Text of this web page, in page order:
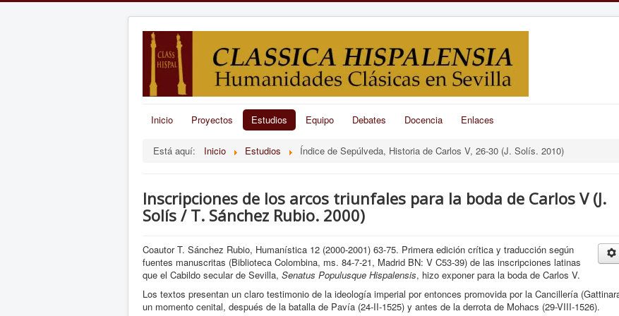
Inicio Proyectos Estudios Equipo Debates Docencia Enlaces
Está aquí: Inicio Estudios Índice de Sepúlveda, Historia de Carlos V, 26-30 (J. Solís. 2010)
Inscripciones de los arcos triunfales para la boda de Carlos V (J.
Solís / T. Sánchez Rubio. 2000)
Coautor T. Sánchez Rubio, Humanística 12 (2000-2001) 63-75. Primera edición crítica y traducción según
fuentes manuscritas (Biblioteca Colombina, ms. 84-7-21, Madrid BN: V C53-39) de las inscripciones latinas
que el Cabildo secular de Sevilla, Senatus Populusque Hispalensis, hizo exponer para la boda de Carlos V.
Los textos presentan un claro testimonio de la ideología imperial por entonces promovida por la Cancillería
un momento cenital, después de la batalla de Pavía (24-II-1525) y antes de la derrota de Mohacs (29-VIII-1526).